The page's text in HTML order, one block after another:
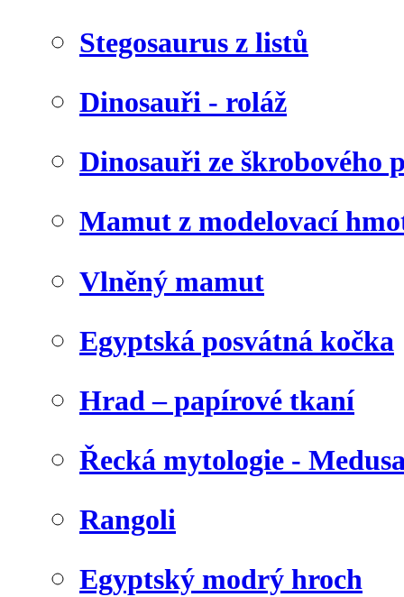
Stegosaurus z listů
Dinosauři - roláž
Dinosauři ze škrobového
Mamut z modelovací
Vlněný mamut
Egyptská posvátná kočka
Hrad – papírové tkaní
Řecká mytologie -
Rangoli
Egyptský modrý hroch